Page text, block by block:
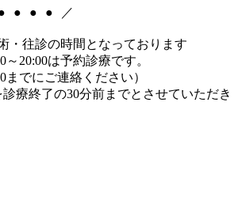
● ● ● ／
・往診の時間となっております
20:00は予約診療です。
までにご連絡ください）
療終了の30分前までとさせていただき